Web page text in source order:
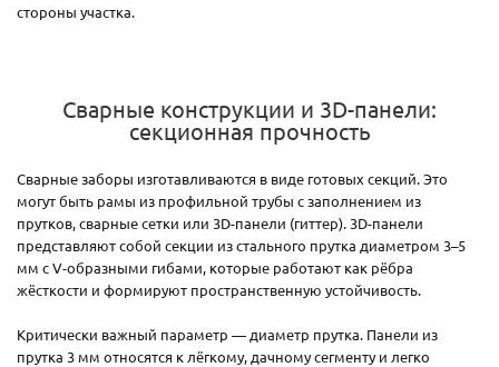
стороны участка.
Сварные конструкции и 3D-панели:
секционная прочность
Сварные заборы изготавливаются в виде готовых секций. Это
могут быть рамы из профильной трубы с заполнением из
прутков, сварные сетки или 3D-панели (гиттер). 3D-панели
представляют собой секции из стального прутка диаметром 3–5
мм с V-образными гибами, которые работают как рёбра
жёсткости и формируют пространственную устойчивость.
Критически важный параметр — диаметр прутка. Панели из
прутка 3 мм относятся к лёгкому, дачному сегменту и легко